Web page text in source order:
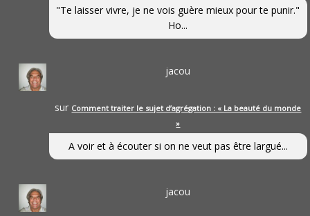
"Te laisser vivre, je ne vois guère mieux pour te punir."
Ho...
jacou
sur Comment traiter le sujet d’agrégation : « La beauté du monde
»
A voir et à écouter si on ne veut pas être largué...
jacou